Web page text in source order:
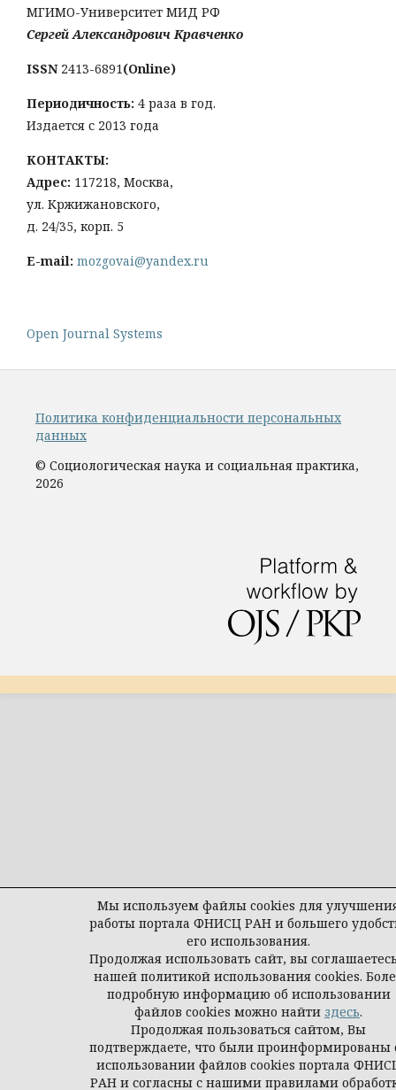
МГИМО-Университет МИД РФ
Сергей Александрович Кравченко
ISSN 2413-6891(Online)
Периодичность: 4 раза в год.
Издается с 2013 года
КОНТАКТЫ:
Адрес: 117218, Москва,
ул. Кржижановского,
д. 24/35, корп. 5
E-mail: mozgovai@yandex.ru
Open Journal Systems
Политика конфиденциальности персональных
данных
© Социологическая наука и социальная практика,
2026
Мы используем файлы cookies для
работы портала ФНИСЦ РАН и большего
его использования.
Продолжая использовать сайт, вы
нашей политикой использования cookies.
подробную информацию об использовании
файлов cookies можно найти здесь.
Продолжая пользоваться сайтом, Вы
подтверждаете, что были проинформированы
использовании файлов cookies портала
РАН и согласны с нашими правилами